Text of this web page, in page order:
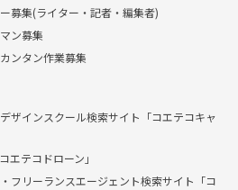
募集(ライター・記者・編集者)
ン募集
ンタン作業募集
ザインスクール検索サイト「コエテコキャ
エテコドローン」
フリーランスエージェント検索サイト「コ